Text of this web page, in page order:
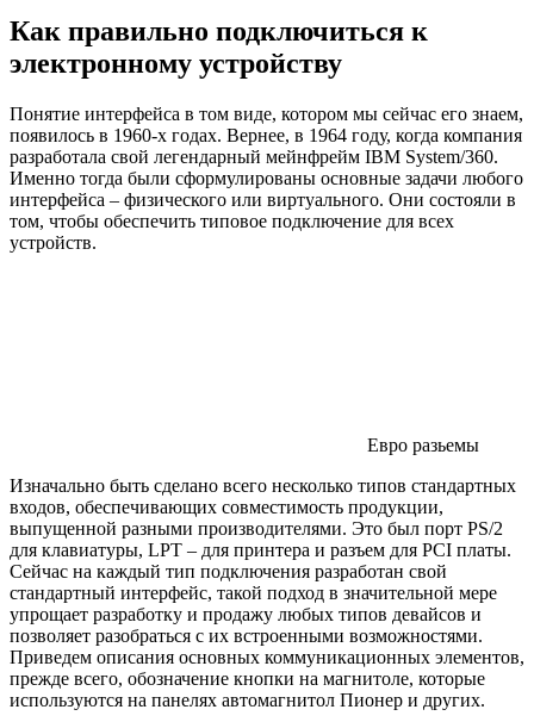
Как правильно подключиться к
электронному устройству
Понятие интерфейса в том виде, котором мы сейчас его знаем,
появилось в 1960-х годах. Вернее, в 1964 году, когда компания
разработала свой легендарный мейнфрейм IBM System/360.
Именно тогда были сформулированы основные задачи любого
интерфейса – физического или виртуального. Они состояли в
том, чтобы обеспечить типовое подключение для всех
устройств.
Евро разьемы
Изначально быть сделано всего несколько типов стандартных
входов, обеспечивающих совместимость продукции,
выпущенной разными производителями. Это был порт PS/2
для клавиатуры, LPT – для принтера и разъем для PCI платы.
Сейчас на каждый тип подключения разработан свой
стандартный интерфейс, такой подход в значительной мере
упрощает разработку и продажу любых типов девайсов и
позволяет разобраться с их встроенными возможностями.
Приведем описания основных коммуникационных элементов,
прежде всего, обозначение кнопки на магнитоле, которые
используются на панелях автомагнитол Пионер и других.